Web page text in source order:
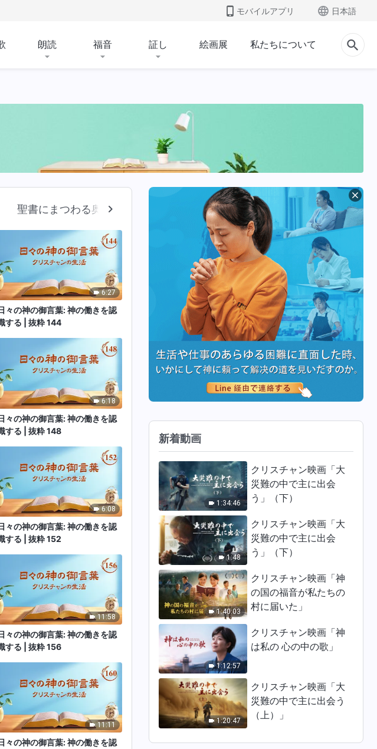
モバイルアプリ 日本語
朗読 福音 証し 絵画展 私たちについて
聖書にまつわる奥義 宗教的観念を暴く 人類の堕落を暴く いの
6:27
々の神の御言葉: 神の働きを認
する | 抜粋 144
6:18
々の神の御言葉: 神の働きを認
する | 抜粋 148
6:08
々の神の御言葉: 神の働きを認
する | 抜粋 152
11:58
々の神の御言葉: 神の働きを認
する | 抜粋 156
11:11
々の神の御言葉: 神の働きを認
新着動画
1:34:46
クリスチャン映画「大
災難の中で主に出会
う」（下）
1:48
クリスチャン映画「大
災難の中で主に出会
う」（下）
1:40:03
クリスチャン映画「神
の国の福音が私たちの
村に届いた」
1:12:57
クリスチャン映画「神
は私の 心の中の歌」
1:20:47
クリスチャン映画「大
災難の中で主に出会う
（上）」